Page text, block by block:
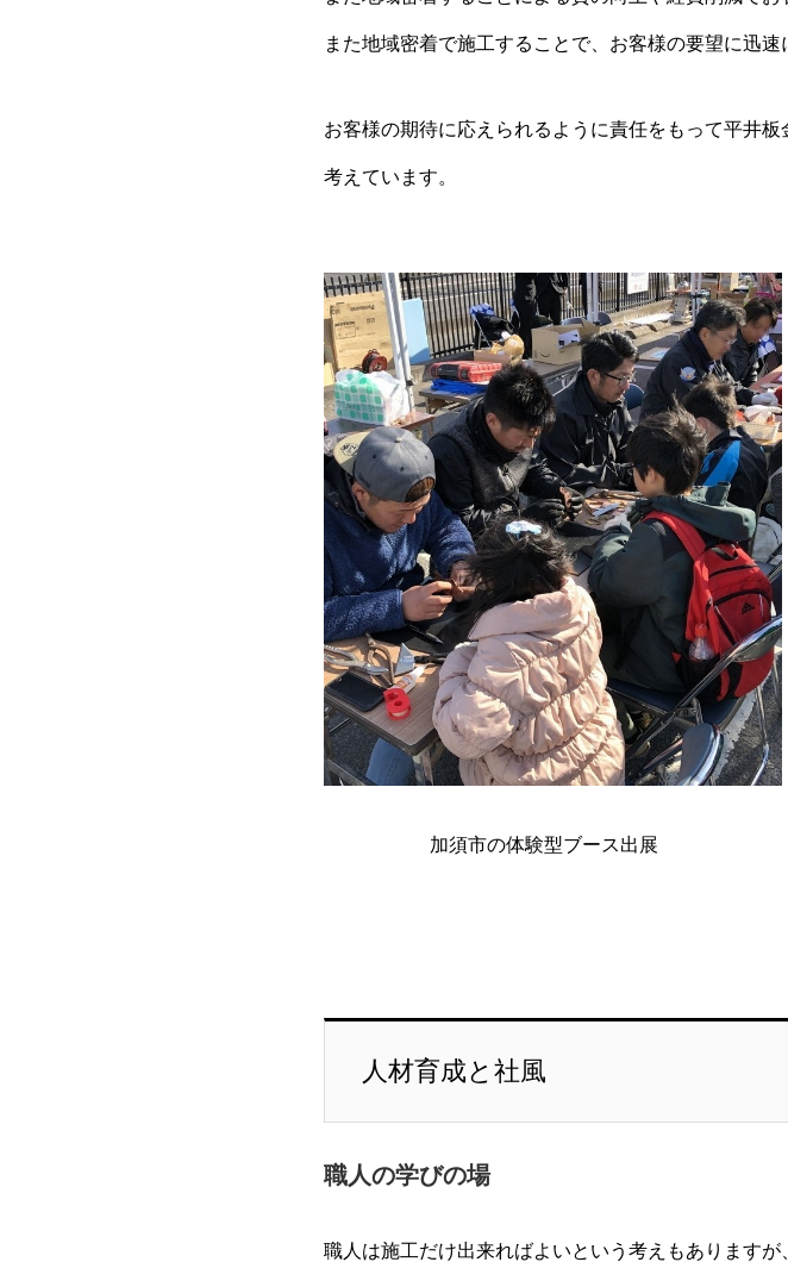
また地域密着で施工することで、お客様の要望に迅速
お客様の期待に応えられるように責任をもって平井
考えています。
加須市の体験型ブース出展
人材育成と社風
職人の学びの場
職人は施工だけ出来ればよいという考えもあります